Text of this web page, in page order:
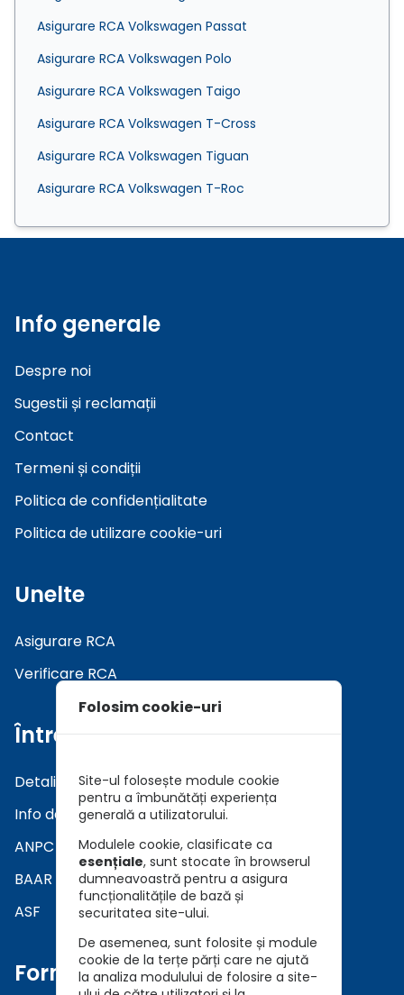
Asigurare RCA Volkswagen Passat
Asigurare RCA Volkswagen Polo
Asigurare RCA Volkswagen Taigo
Asigurare RCA Volkswagen T-Cross
Asigurare RCA Volkswagen Tiguan
Asigurare RCA Volkswagen T-Roc
Info generale
Despre noi
Sugestii și reclamații
Contact
Termeni și condiții
Politica de confidențialitate
Politica de utilizare cookie-uri
Unelte
Asigurare RCA
Verificare RCA
Întrebări
Detalii asiguratori
Info daune
ANPC
BAAR
ASF
Formulare
Folosim cookie-uri
Site-ul folosește module cookie
pentru a îmbunătăți experiența
generală a utilizatorului.
Modulele cookie, clasificate ca
esențiale, sunt stocate în browserul
dumneavoastră pentru a asigura
funcționalitățile de bază și
securitatea site-ului.
De asemenea, sunt folosite și module
cookie de la terțe părți care ne ajută
la analiza modulului de folosire a site-